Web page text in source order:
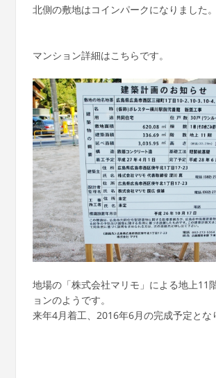
北側の敷地はコインパークになりました。
マンション詳細はこちらです。
地場の「株式会社マリモ」による地上11
ョンのようです。
来年4月着工、2016年6月の完成予定とな